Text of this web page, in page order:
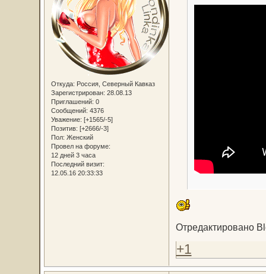
Откуда: Россия, Северный Кавказ
Зарегистрирован: 28.08.13
Приглашений: 0
Сообщений: 4376
Уважение: [+1565/-5]
Позитив: [+2666/-3]
Пол: Женский
Провел на форуме:
12 дней 3 часа
Последний визит:
12.05.16 20:33:33
Отредактировано
+1